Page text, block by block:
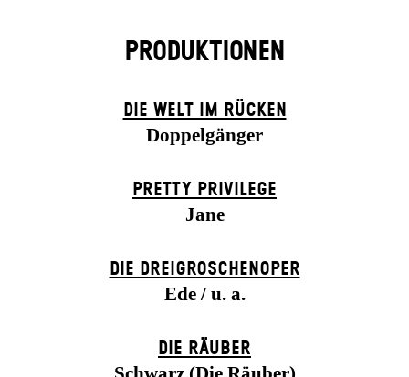
PRODUKTIONEN
DIE WELT IM RÜCKEN
Doppelgänger
PRETTY PRIVILEGE
Jane
DIE DREI­GROSCHEN­OPER
Ede / u. a.
DIE RÄUBER